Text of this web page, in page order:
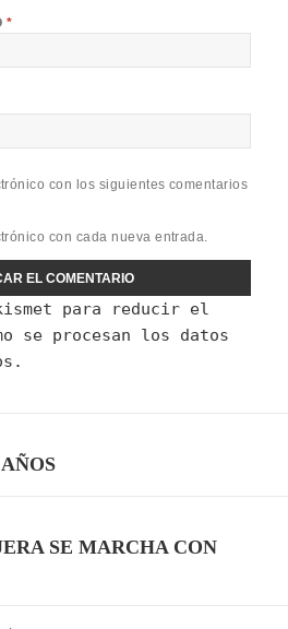
*
con los siguientes comentarios
con cada nueva entrada.
para reducir el
se procesan los datos
SE MARCHA CON